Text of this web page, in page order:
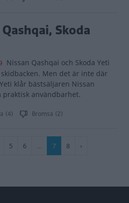
Skoda
Nissan Qashqai och Skoda Yeti
Men det är inte där
klår bästsäljaren Nissan
praktisk användbarhet.
(4) Bromsa (2)
Sida
5 Sida
6 …
Nuvarande
7 Sida
8
Nästa
›